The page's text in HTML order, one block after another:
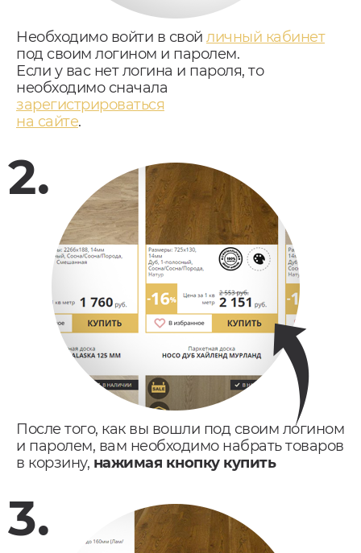
Необходимо войти в свой личный кабинет
под своим логином и паролем.
Если у вас нет логина и пароля, то
необходимо сначала
зарегистрироваться
на сайте.
2.
После того, как вы вошли под своим логином
и паролем, вам необходимо набрать товаров
в корзину, нажимая кнопку купить
3.